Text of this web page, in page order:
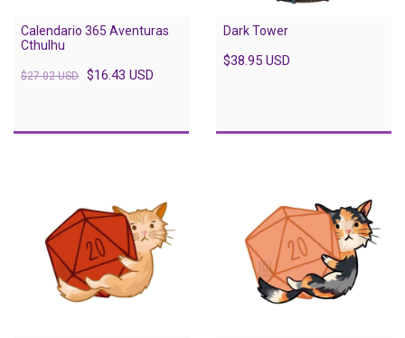
Calendario 365 Aventuras
Cthulhu
$27.02 USD $16.43 USD
Dark Tower
$38.95 USD